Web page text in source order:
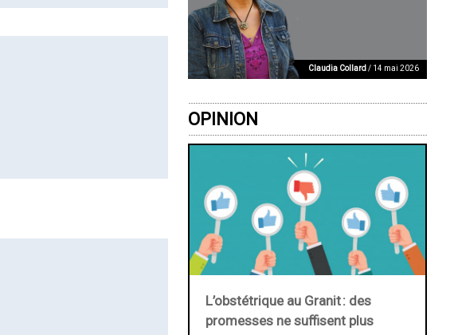
Claudia Collard/ 14 mai 2026
OPINION
L’obstétrique au ­Granit : des
promesses ne suffisent plus